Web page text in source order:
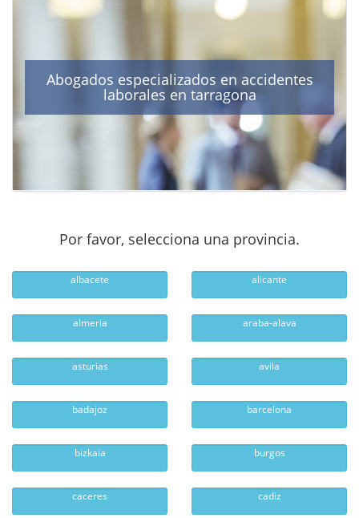
Abogados especializados en accidentes
laborales en tarragona
Por favor, selecciona una provincia.
albacete alicante
almeria araba-alava
asturias avila
badajoz barcelona
bizkaia burgos
caceres cadiz